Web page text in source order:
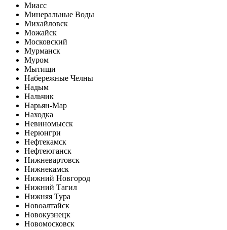
Миасс
Минеральные Воды
Михайловск
Можайск
Московский
Мурманск
Муром
Мытищи
Набережные Челны
Надым
Нальчик
Нарьян-Мар
Находка
Невиномысск
Нерюнгри
Нефтекамск
Нефтеюганск
Нижневартовск
Нижнекамск
Нижний Новгород
Нижний Тагил
Нижняя Тура
Новоалтайск
Новокузнецк
Новомосковск